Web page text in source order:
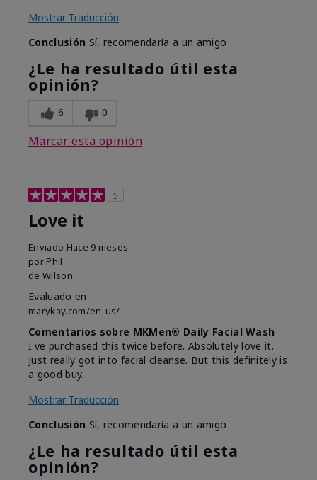
Mostrar Traducción
Conclusión Sí, recomendaría a un amigo
¿Le ha resultado útil esta
opinión?
6 0
Marcar esta opinión
5
Love it
Enviado Hace 9 meses
por Phil
de Wilson
Evaluado en
marykay.com/en-us/
Comentarios sobre MKMen® Daily Facial Wash
I've purchased this twice before. Absolutely love it.
Just really got into facial cleanse. But this definitely is
a good buy.
Mostrar Traducción
Conclusión Sí, recomendaría a un amigo
¿Le ha resultado útil esta
opinión?